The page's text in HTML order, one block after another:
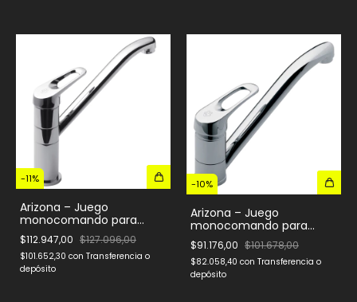
-11%
Arizona – Juego
monocomando para
mesada de cocina
$112.947,00 $127.096,00
$101.652,30 con Transferencia o
depósito
-10%
Arizona – Juego
monocomando para
mesada de cocina
$91.176,00 $101.678,00
$82.058,40 con Transferencia o
depósito